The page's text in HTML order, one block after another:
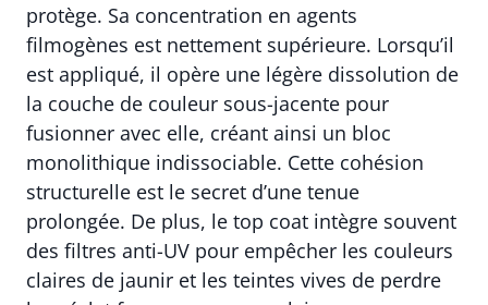
protège. Sa concentration en agents
filmogènes est nettement supérieure. Lorsqu’il
est appliqué, il opère une légère dissolution de
la couche de couleur sous-jacente pour
fusionner avec elle, créant ainsi un bloc
monolithique indissociable. Cette cohésion
structurelle est le secret d’une tenue
prolongée. De plus, le top coat intègre souvent
des filtres anti-UV pour empêcher les couleurs
claires de jaunir et les teintes vives de perdre